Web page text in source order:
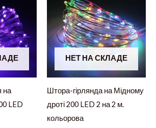
на
LED
НЕТ НА СКЛАДЕ
Штора-гірлянда на Мідному
дроті 200 LED 2 на 2 м.
кольорова